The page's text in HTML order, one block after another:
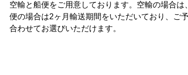
空輸と船便をご用意しております。空輸の場合は
便の場合は2ヶ月輸送期間をいただいており、ご
合わせてお選びいただけます。